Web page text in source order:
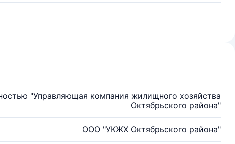
"Управляющая компания жилищного хозяйства
Октябрьского района"
ООО "УКЖХ Октябрьского района"